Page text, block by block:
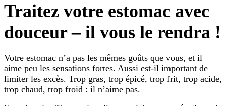
Traitez votre estomac avec
douceur – il vous le rendra !
Votre estomac n’a pas les mêmes goûts que vous, et il
aime peu les sensations fortes. Aussi est-il important de
limiter les excès. Trop gras, trop épicé, trop frit, trop acide,
trop chaud, trop froid : il n’aime pas.